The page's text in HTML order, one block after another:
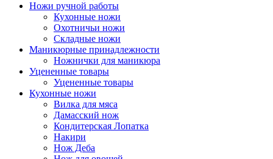
Ножи ручной работы
Кухонные ножи
Охотничьи ножи
Складные ножи
Маникюрные принадлежности
Ножнички для маникюра
Уцененные товары
Уцененные товары
Кухонные ножи
Вилка для мяса
Дамасский нож
Кондитерская Лопатка
Накири
Нож Деба